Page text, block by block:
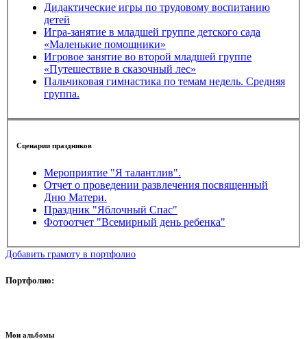
Дидактические игры по трудовому воспитанию
детей
Игра-занятие в младшей группе детского сада
«Маленькие помощники»
Игровое занятие во второй младшей группе
«Путешествие в сказочный лес»
Пальчиковая гимнастика по темам недель. Средняя
группа.
Сценарии праздников
Мероприятие "Я талантлив".
Отчет о проведении развлечения посвященный
Дню Матери.
Праздник "Яблочный Спас"
Фотоотчет "Всемирный день ребенка"
Добавить грамоту в портфолио
Портфолио:
Мои альбомы